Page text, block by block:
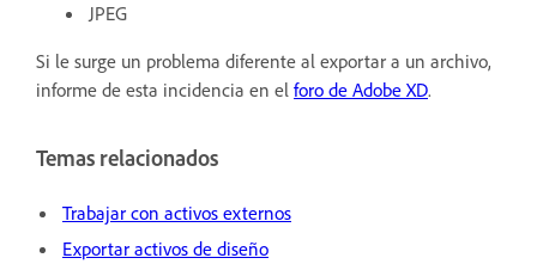
JPEG
Si le surge un problema diferente al exportar a un archivo,
informe de esta incidencia en el foro de Adobe XD.
Temas relacionados
Trabajar con activos externos
Exportar activos de diseño